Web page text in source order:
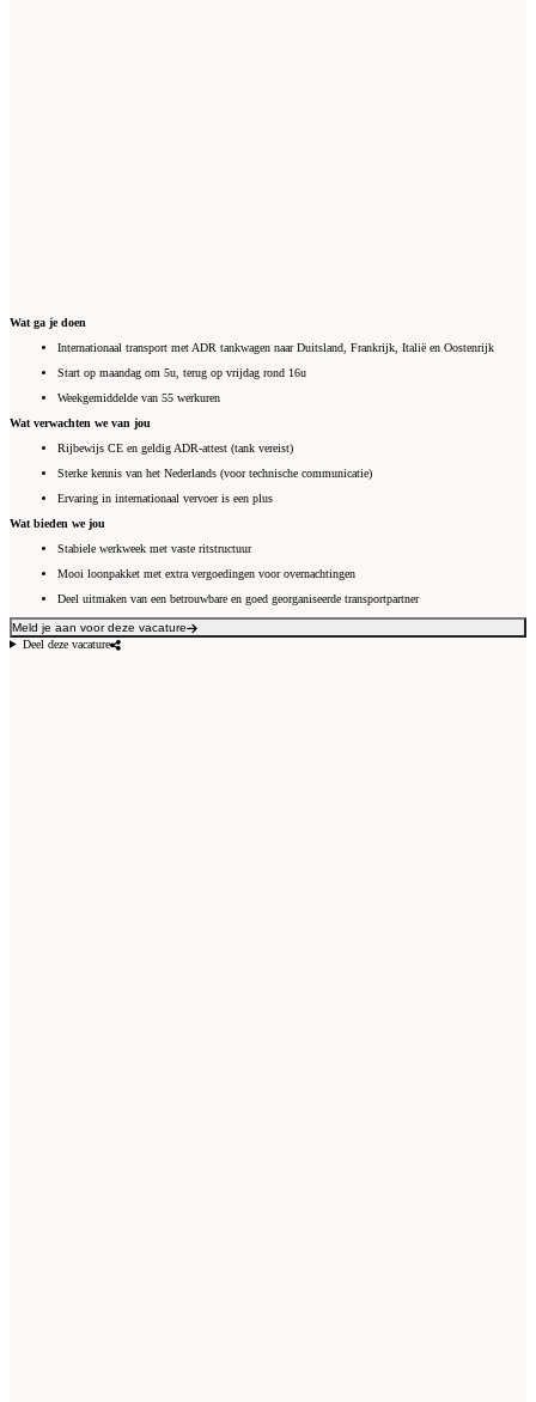
Wat ga je doen
Internationaal transport met ADR tankwagen naar Duitsland, Frankrijk, Italië en Oostenrijk
Start op maandag om 5u, terug op vrijdag rond 16u
Weekgemiddelde van 55 werkuren
Wat verwachten we van jou
Rijbewijs CE en geldig ADR-attest (tank vereist)
Sterke kennis van het Nederlands (voor technische communicatie)
Ervaring in internationaal vervoer is een plus
Wat bieden we jou
Stabiele werkweek met vaste ritstructuur
Mooi loonpakket met extra vergoedingen voor overnachtingen
Deel uitmaken van een betrouwbare en goed georganiseerde transportpartner
Meld je aan voor deze vacature
Deel deze vacature